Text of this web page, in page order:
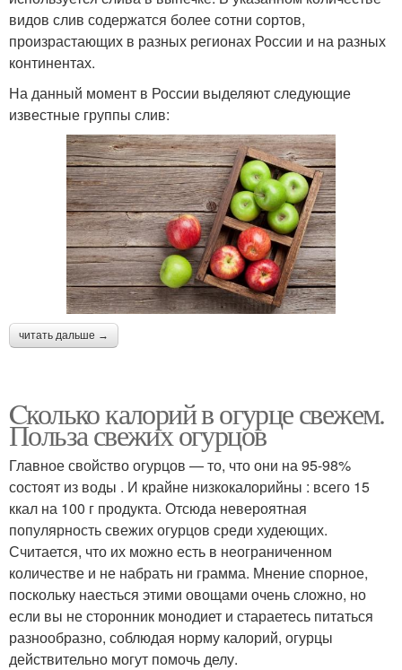
видов слив содержатся более сотни сортов,
произрастающих в разных регионах России и на разных
континентах.
На данный момент в России выделяют следующие
известные группы слив:
читать дальше →
Cколько калорий в огурце свежем.
Польза свежих огурцов
Главное свойство огурцов — то, что они на 95-98%
состоят из воды . И крайне низкокалорийны : всего 15
ккал на 100 г продукта. Отсюда невероятная
популярность свежих огурцов среди худеющих.
Считается, что их можно есть в неограниченном
количестве и не набрать ни грамма. Мнение спорное,
поскольку наесться этими овощами очень сложно, но
если вы не сторонник монодиет и стараетесь питаться
разнообразно, соблюдая норму калорий, огурцы
действительно могут помочь делу.